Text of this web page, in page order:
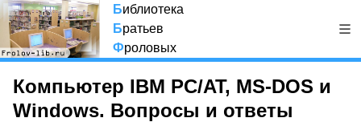
Библиотека
Братьев
Фроловых
Компьютер IBM PC/AT, MS-DOS и
Windows. Вопросы и ответы